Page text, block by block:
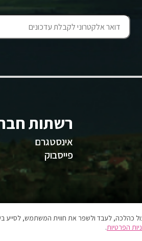
רשתות
אינסטגרם
פייסבוק
כהלכה, לעבד ולשפר את חווית המשתמש, לסייע
הפרטיות.